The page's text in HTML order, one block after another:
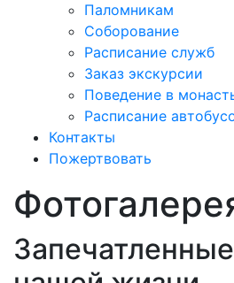
Паломникам
Соборование
Расписание служб
Заказ экскурсии
Поведение в
Расписание
Контакты
Пожертвовать